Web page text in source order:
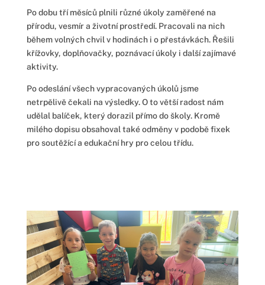
Po dobu tří měsíců plnili různé úkoly zaměřené na
přírodu, vesmír a životní prostředí. Pracovali na nich
během volných chvil v hodinách i o přestávkách. Řešili
křížovky, doplňovačky, poznávací úkoly i další zajímavé
aktivity.
Po odeslání všech vypracovaných úkolů jsme
netrpělivě čekali na výsledky. O to větší radost nám
udělal balíček, který dorazil přímo do školy. Kromě
milého dopisu obsahoval také odměny v podobě fixek
pro soutěžící a edukační hry pro celou třídu.